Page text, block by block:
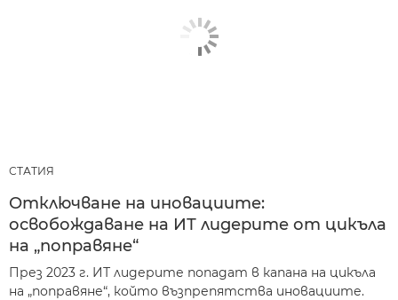
СТАТИЯ
Отключване на иновациите:
освобождаване на ИТ лидерите от цикъла
на „поправяне“
През 2023 г. ИТ лидерите попадат в капана на цикъла
на „поправяне“, който възпрепятства иновациите.